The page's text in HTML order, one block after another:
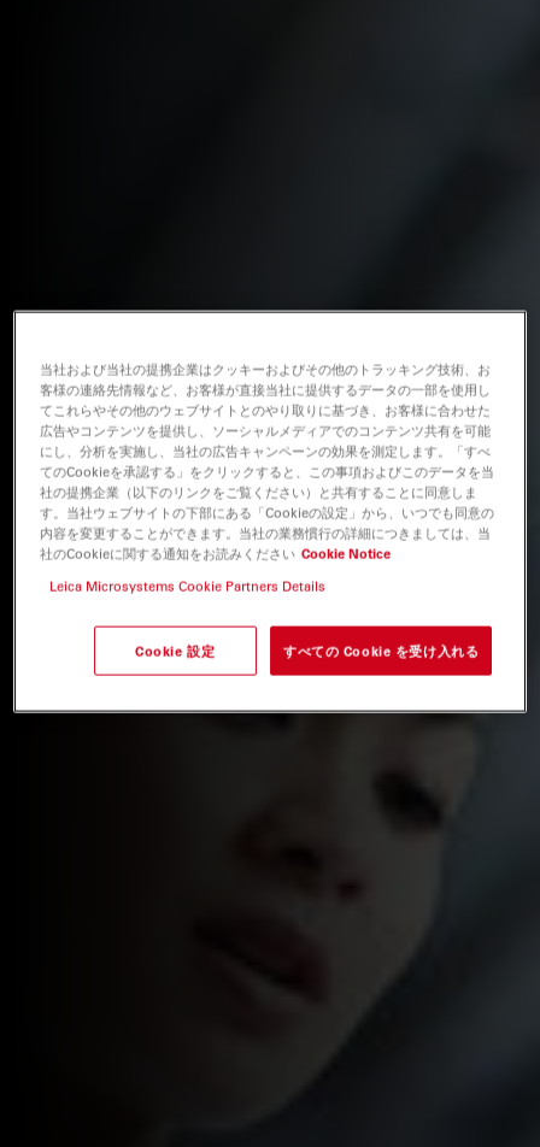
当社および当社の提携企業はクッキーおよびその他のトラッキング技術、お
客様の連絡先情報など、お客様が直接当社に提供するデータの一部を使用し
てこれらやその他のウェブサイトとのやり取りに基づき、お客様に合わせた
広告やコンテンツを提供し、ソーシャルメディアでのコンテンツ共有を可能
にし、分析を実施し、当社の広告キャンペーンの効果を測定します。「すべ
てのCookieを承認する」をクリックすると、この事項およびこのデータを当
社の提携企業（以下のリンクをご覧ください）と共有することに同意しま
す。当社ウェブサイトの下部にある「Cookieの設定」から、いつでも同意の
内容を変更することができます。当社の業務慣行の詳細につきましては、当
社のCookieに関する通知をお読みください Cookie Notice
Leica Microsystems Cookie Partners Details
Cookie 設定 すべての Cookie を受け入れる